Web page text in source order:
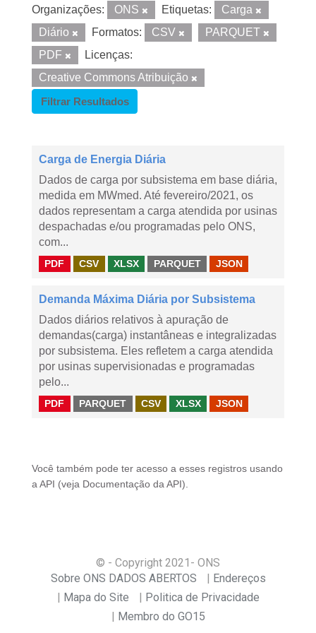
Organizações: ONS Etiquetas:
Carga
Diário
Formatos: CSV
PARQUET
PDF
Licenças:
Creative Commons Atribuição
Filtrar Resultados
Carga de Energia Diária
Dados de carga por subsistema em base diária,
medida em MWmed. Até fevereiro/2021, os
dados representam a carga atendida por usinas
despachadas e/ou programadas pelo ONS,
com...
PDF CSV XLSX PARQUET JSON
Demanda Máxima Diária por Subsistema
Dados diários relativos à apuração de
demandas(carga) instantâneas e integralizadas
por subsistema. Eles refletem a carga atendida
por usinas supervisionadas e programadas
pelo...
PDF PARQUET CSV XLSX JSON
Você também pode ter acesso a esses registros usando
a API (veja Documentação da API ).
© - Copyright 2021 - ONS
Sobre ONS DADOS ABERTOS
Endereços
Mapa do Site
Politica de Privacidade
Membro do GO15